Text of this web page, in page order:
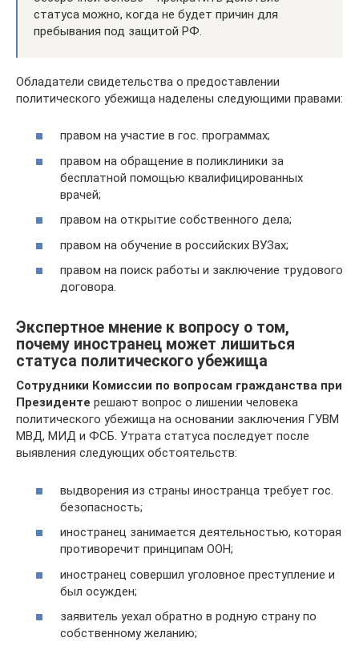
статуса можно, когда не будет причин для
пребывания под защитой РФ.
Обладатели свидетельства о предоставлении
политического убежища наделены следующими правами:
правом на участие в гос. программах;
правом на обращение в поликлиники за
бесплатной помощью квалифицированных
врачей;
правом на открытие собственного дела;
правом на обучение в российских ВУЗах;
правом на поиск работы и заключение трудового
договора.
Экспертное мнение к вопросу о том,
почему иностранец может лишиться
статуса политического убежища
Сотрудники Комиссии по вопросам гражданства при
Президенте решают вопрос о лишении человека
политического убежища на основании заключения ГУВМ
МВД, МИД и ФСБ. Утрата статуса последует после
выявления следующих обстоятельств:
выдворения из страны иностранца требует гос.
безопасность;
иностранец занимается деятельностью, которая
противоречит принципам ООН;
иностранец совершил уголовное преступление и
был осужден;
заявитель уехал обратно в родную страну по
собственному желанию;